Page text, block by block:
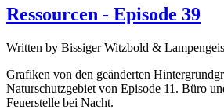
Ressourcen - Episode 39
Written by Bissiger Witzbold &
Grafiken von den geänderten
Naturschutzgebiet von Episode 11. Büro
Feuerstelle bei Nacht.